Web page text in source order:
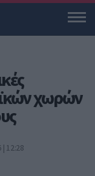
χωρών
| 12:28